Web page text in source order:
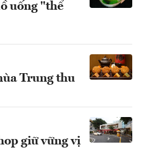
uống "thể
Trung thu
giữ vững vị